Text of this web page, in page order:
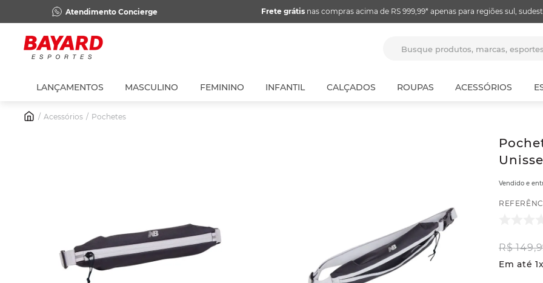
Atendimento Concierge Frete grátisnas compras acima de RS 999,99* apenas para regiões sul,
LANÇAMENTOS MASCULINO FEMININO INFANTIL CALÇADOS ROUPAS ACESSÓRIOS
Acessórios Pochetes
Vendido e
R$ 149,
Em até 1x